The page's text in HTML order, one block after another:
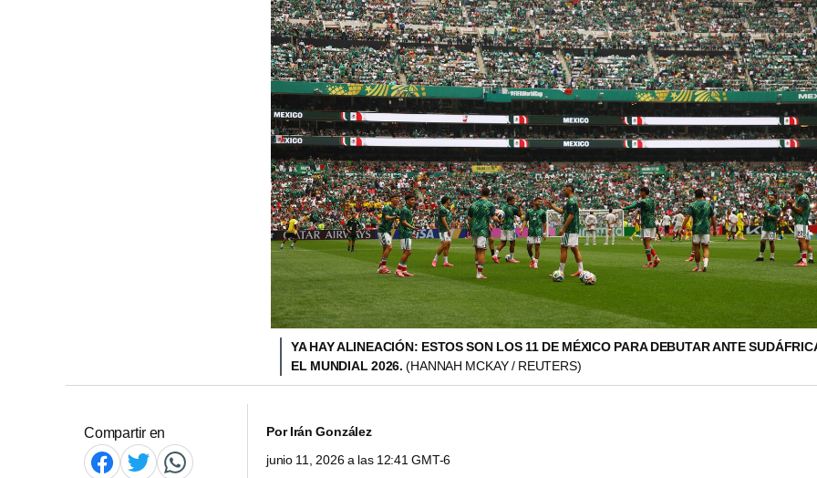
YA HAY ALINEACIÓN: ESTOS SON LOS 11 DE MÉXICO PARA DEBUTAR ANTE
EL MUNDIAL 2026.(HANNAH MCKAY / REUTERS)
Compartir en PorIrán González
junio 11, 2026 a las 12:41 GMT-6